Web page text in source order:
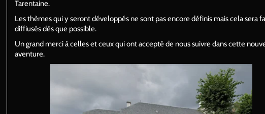
Tarentaine.
Les thèmes qui y seront développés ne sont pas encore définis mais cela sera
diffiusés dès que possible.
Un grand merci à celles et ceux qui ont accepté de nous suivre dans cette
aventure.